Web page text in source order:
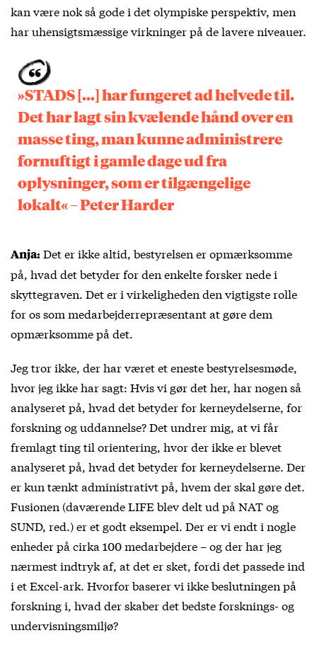
kan være nok så gode i det olympiske perspektiv, men
har uhensigtsmæssige virkninger på de lavere niveauer.
»STADS […] har fungeret ad helvede til.
Det har lagt sin kvælende hånd over en
masse ting, man kunne administrere
fornuftigt i gamle dage ud fra
oplysninger, som er tilgængelige
lokalt« – Peter Harder
Anja:Det er ikke altid, bestyrelsen er opmærksomme
på, hvad det betyder for den enkelte forsker nede i
skyttegraven. Det er i virkeligheden den vigtigste rolle
for os som medarbejderrepræsentant at gøre dem
opmærksomme på det.
Jeg tror ikke, der har været et eneste bestyrelsesmøde,
hvor jeg ikke har sagt: Hvis vi gør det her, har nogen så
analyseret på, hvad det betyder for kerneydelserne, for
forskning og uddannelse? Det undrer mig, at vi får
fremlagt ting til orientering, hvor der ikke er blevet
analyseret på, hvad det betyder for kerneydelserne. Der
er kun tænkt administrativt på, hvem der skal gøre det.
Fusionen (daværende LIFE blev delt ud på NAT og
SUND, red.) er et godt eksempel. Der er vi endt i nogle
enheder på cirka 100 medarbejdere – og der har jeg
nærmest indtryk af, at det er sket, fordi det passede ind
i et Excel-ark. Hvorfor baserer vi ikke beslutningen på
forskning i, hvad der skaber det bedste forsknings- og
undervisningsmiljø?